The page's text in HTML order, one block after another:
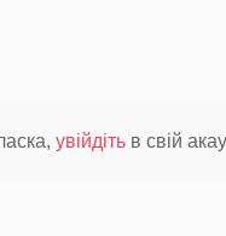
увійдітьв свій